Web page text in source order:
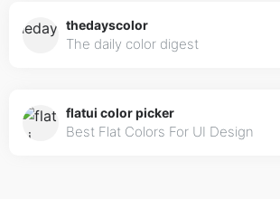
thedayscolor
The daily color digest
flatui color picker
Best Flat Colors For UI Design